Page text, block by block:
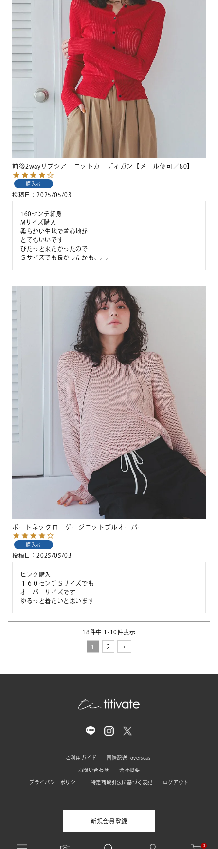
0
前後2wayリブシアーニットカーディガン【メール便可／80】
購入者
投稿日 2025/05/03
160センチ細身
Mサイズ購入
柔らかい生地で着心地が
とてもいいです
ぴたっと来たかったので
Ｓサイズでも良かったかも。。。
ボートネックローゲージニットプルオーバー
購入者
投稿日 2025/05/03
ピンク購入
１６０センチＳサイズでも
オーバーサイズです
18件中 1 -10件表示
1 2
ご利用ガイド 国際配送 -overseas-
お問い合わせ 会社概要
プライバシーポリシー 特定商取引法に基づく表記 ログアウト
新規会員登録